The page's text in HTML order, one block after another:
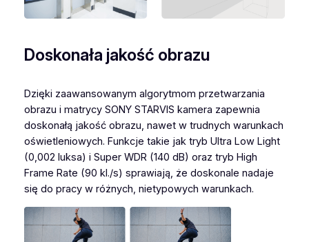
Doskonała jakość obrazu
Dzięki zaawansowanym algorytmom przetwarzania
obrazu i matrycy SONY STARVIS kamera zapewnia
doskonałą jakość obrazu, nawet w trudnych warunkach
oświetleniowych. Funkcje takie jak tryb Ultra Low Light
(0,002 luksa) i Super WDR (140 dB) oraz tryb High
Frame Rate (90 kl./s) sprawiają, że doskonale nadaje
się do pracy w różnych, nietypowych warunkach.